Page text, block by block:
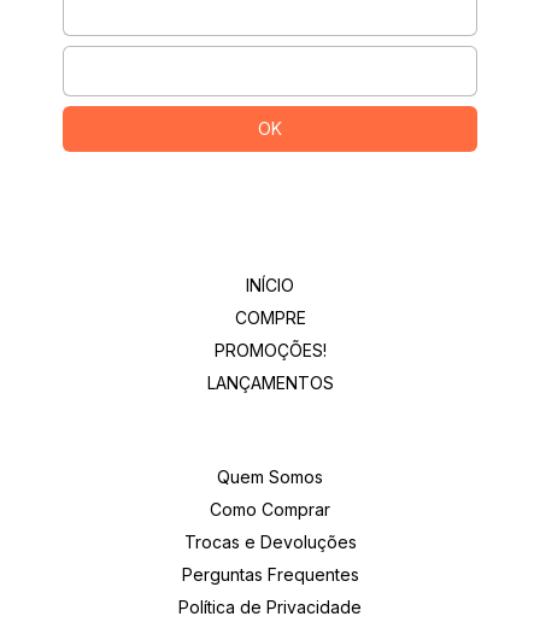
INÍCIO
COMPRE
PROMOÇÕES!
LANÇAMENTOS
Quem Somos
Como Comprar
Trocas e Devoluções
Perguntas Frequentes
Política de Privacidade